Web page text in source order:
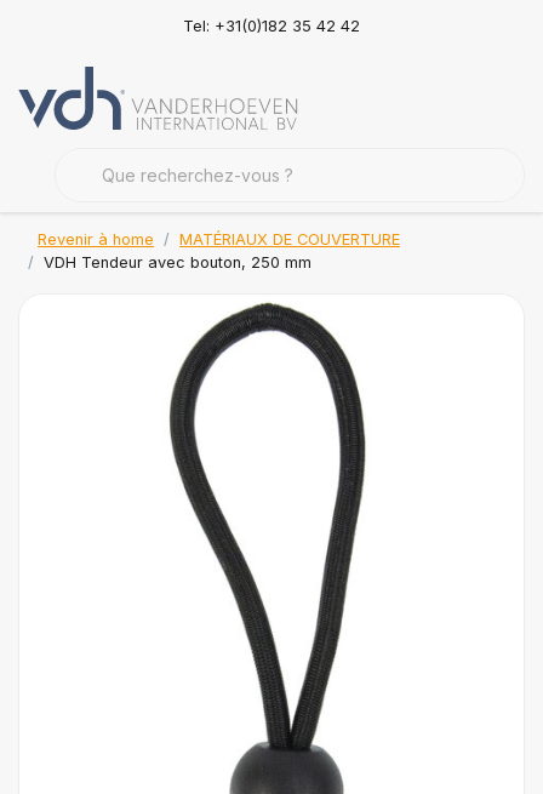
Tel: +31(0)182 35 42 42
Revenir à home
MATÉRIAUX DE COUVERTURE
VDH Tendeur avec bouton, 250 mm